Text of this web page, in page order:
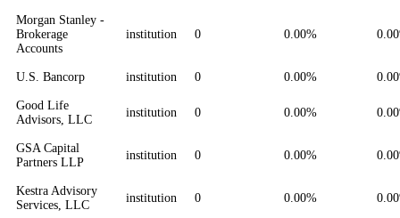
Morgan Stanley -
Brokerage
Accounts
institution 0 0.00%
U.S. Bancorp institution 0 0.00%
Good Life
Advisors, LLC
institution 0 0.00%
GSA Capital
Partners LLP
institution 0 0.00%
Kestra Advisory
Services, LLC
institution 0 0.00%